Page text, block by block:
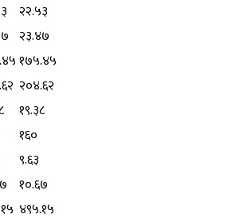
२२.५३
२३.४७
१७५.४५
२०४.६२
१९.३८
१६०
९.६३
१०.६७
४९५.१५